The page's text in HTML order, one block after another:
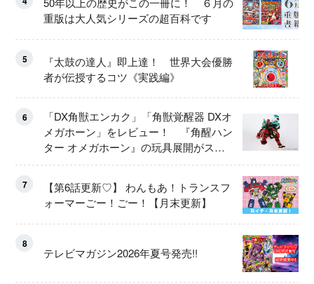
重版は大人気シリーズの超百科です
5
『太鼓の達人』即上達！ 世界大会優勝
者が伝授するコツ《実践編》
6
「DX角獣エンカク」「角獣覚醒器 DXオ
メガホーン」をレビュー！ 『角醒ハン
ター オメガホーン』の玩具展開がスタ
ート！
7
【第6話更新♡】 わんもあ！トランスフ
ォーマーごー！ごー！【月末更新】
8
テレビマガジン2026年夏号発売!!